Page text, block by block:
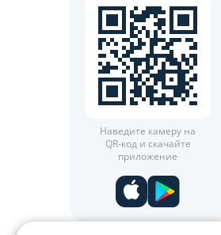
Наведите камеру на
QR-код и скачайте
приложение